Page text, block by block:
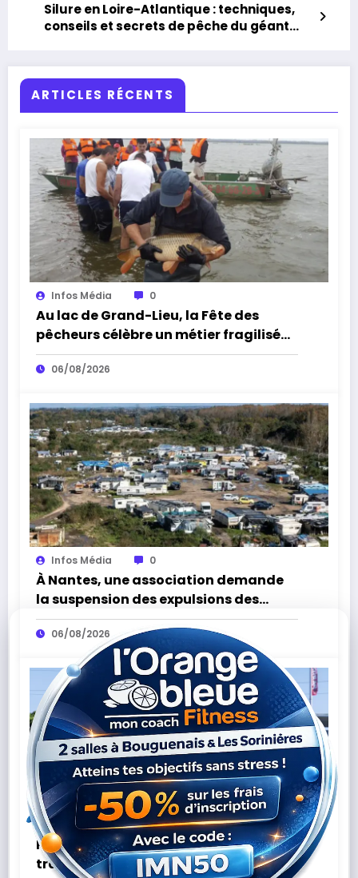
Silure en Loire-Atlantique : techniques,
conseils et secrets de pêche du géant
ARTICLES RÉCENTS
Infos Média 0
Au lac de Grand-Lieu, la Fête des
pêcheurs célèbre un métier fragilisé
par les cormorans et la sécheresse
06/08/2026
Infos Média 0
À Nantes, une association demande
la suspension des expulsions des
bidonvilles sans solution de
relogement
06/08/2026
Infos Média 0
Paridis à Nantes : un vaste projet va
transformer le centre commercial et